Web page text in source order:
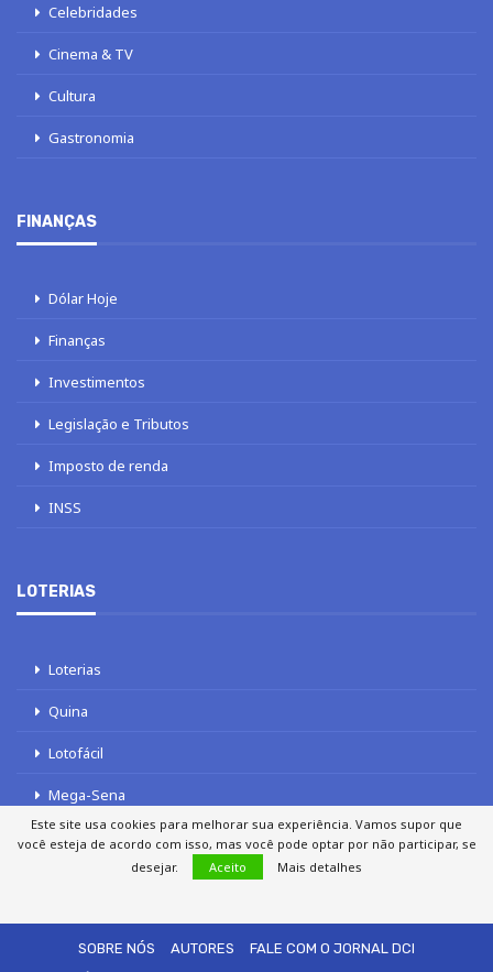
Celebridades
Cinema & TV
Cultura
Gastronomia
FINANÇAS
Dólar Hoje
Finanças
Investimentos
Legislação e Tributos
Imposto de renda
INSS
LOTERIAS
Loterias
Quina
Lotofácil
Mega-Sena
Tele sena
SOBRE NÓS AUTORES
FALE COM O JORNAL DCI
Este site usa cookies para melhorar sua experiência. Vamos supor que
você esteja de acordo com isso, mas você pode optar por não participar, se
desejar.
Aceito Mais detalhes